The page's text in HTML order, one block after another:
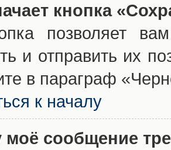
кнопка
позволяет
и отправить их
в параграф
к началу
моё сообщение